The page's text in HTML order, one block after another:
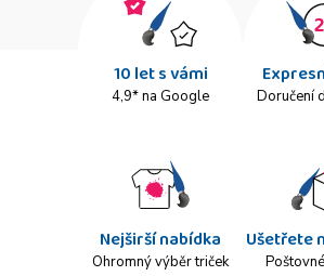
10 let s vámi
4,9* na Google Doručení
Nejširší nabídka
Ohromný výběr triček
Ušetřete